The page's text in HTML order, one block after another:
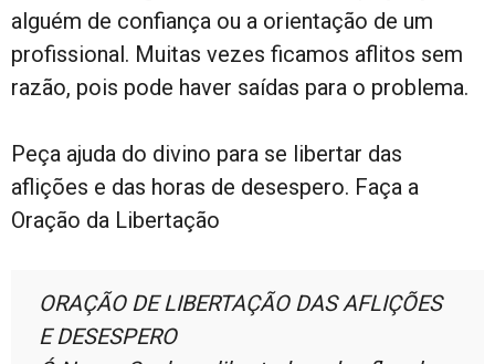
alguém de confiança ou a orientação de um
profissional. Muitas vezes ficamos aflitos sem
razão, pois pode haver saídas para o problema.
Peça ajuda do divino para se libertar das
aflições e das horas de desespero. Faça a
Oração da Libertação
ORAÇÃO DE LIBERTAÇÃO DAS AFLIÇÕES
E DESESPERO